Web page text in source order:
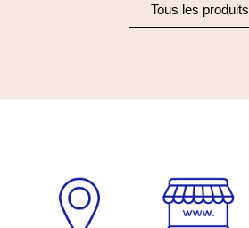
Tous les produits